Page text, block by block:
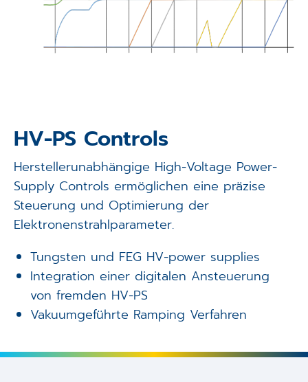
HV-PS Controls
Herstellerunabhängige High-Voltage Power-
Supply Controls ermöglichen eine präzise
Steuerung und Optimierung der
Elektronenstrahlparameter.
Tungsten und FEG HV-power supplies
Integration einer digitalen Ansteuerung
von fremden HV-PS
Vakuumgeführte Ramping Verfahren